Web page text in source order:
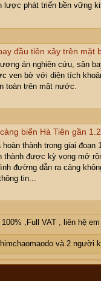
lược phát triển bền vững
đầu tiên xây trên mặt
án nghiên cứu, sân
ven bờ với diện tích
toàn trên mặt nước.
biển Hà Tiên gần
thành trong giai
thành được kỳ vọng mở
đường dẫn ra cảng
tin...
,Full VAT , liên hệ
và 2 người